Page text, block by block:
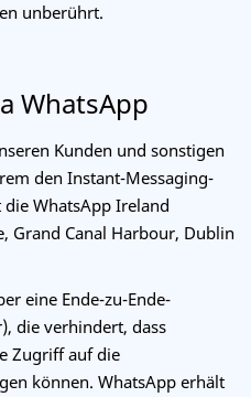
unberührt.
WhatsApp
Kunden und sonstigen
den Instant-Messaging-
WhatsApp Ireland
Grand Canal Harbour, Dublin
eine Ende-zu-Ende-
die verhindert, dass
Zugriff auf die
können. WhatsApp erhält